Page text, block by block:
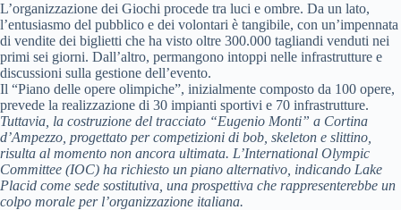
L’organizzazione dei Giochi procede tra luci e ombre. Da un lato,
l’entusiasmo del pubblico e dei volontari è tangibile, con un’impennata
di vendite dei biglietti che ha visto oltre 300.000 tagliandi venduti nei
primi sei giorni. Dall’altro, permangono intoppi nelle infrastrutture e
discussioni sulla gestione dell’evento.
Il “Piano delle opere olimpiche”, inizialmente composto da 100 opere,
prevede la realizzazione di 30 impianti sportivi e 70 infrastrutture.
Tuttavia, la costruzione del tracciato “Eugenio Monti” a Cortina
d’Ampezzo, progettato per competizioni di bob, skeleton e slittino,
risulta al momento non ancora ultimata. L’International Olympic
Committee (IOC) ha richiesto un piano alternativo, indicando Lake
Placid come sede sostitutiva, una prospettiva che rappresenterebbe un
colpo morale per l’organizzazione italiana.